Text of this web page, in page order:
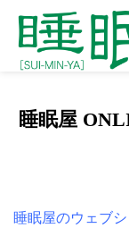
睡眠屋
睡眠屋のウェブ